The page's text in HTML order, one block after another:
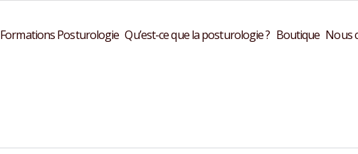
Formations Posturologie Qu’est-ce que la posturologie ? Boutique Nous